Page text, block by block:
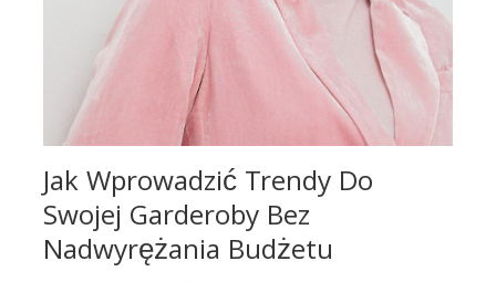
Jak Wprowadzić Trendy Do
Swojej Garderoby Bez
Nadwyrężania Budżetu